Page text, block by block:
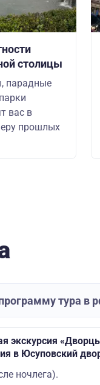
столицы
парадные
вас в
прошлых
тура в
экскурсия
в Юсуповский
ночлега).